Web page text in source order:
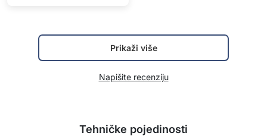
Prikaži više
Napišite recenziju
Tehničke pojedinosti